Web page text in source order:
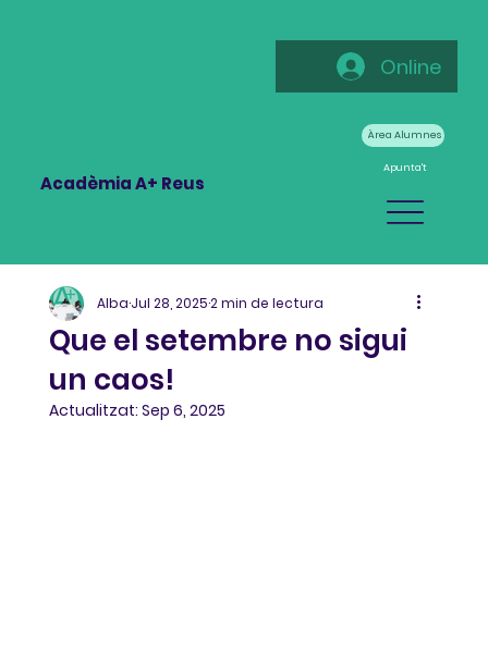
Online
Àrea Alumnes
Acadèmia A+ Reus
Apunta't
Que el setembre no sigui
un caos!
AlbaJul 28, 20252 min de lectura
Actualitzat: Sep 6, 2025